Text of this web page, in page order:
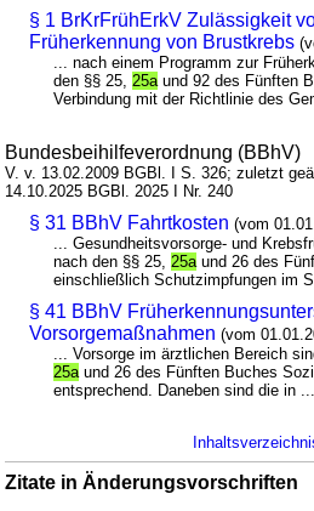
§ 1 BrKrFrühErkV Zulässigkeit
Früherkennung von Brustkrebs
... nach einem Programm zur
den §§ 25,25aund 92 des Fünften
Verbindung mit der Richtlinie des
Bundesbeihilfeverordnung (BBhV)
V. v. 13.02.2009 BGBl. I S. 326; zuletzt
14.10.2025 BGBl. 2025 I Nr. 240
§ 31 BBhV Fahrtkosten (vom
... Gesundheitsvorsorge- und
nach den §§ 25,25aund 26 des
einschließlich Schutzimpfungen im
§ 41 BBhV
Vorsorgemaßnahmen (vom
... Vorsorge im ärztlichen Bereich
25aund 26 des Fünften Buches
entsprechend. Daneben sind die in ...
Zitate in Änderungsvorschriften